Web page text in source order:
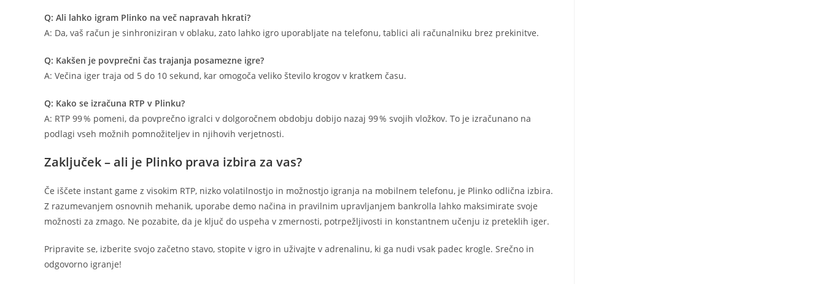
Q: Ali lahko igram Plinko na več napravah hkrati?
A: Da, vaš račun je sinhroniziran v oblaku, zato lahko igro uporabljate na telefonu, tablici ali računalniku brez prekinitve.
Q: Kakšen je povprečni čas trajanja posamezne igre?
A: Večina iger traja od 5 do 10 sekund, kar omogoča veliko število krogov v kratkem času.
Q: Kako se izračuna RTP v Plinku?
A: RTP 99 % pomeni, da povprečno igralci v dolgoročnem obdobju dobijo nazaj 99 % svojih vložkov. To je izračunano na
podlagi vseh možnih pomnožiteljev in njihovih verjetnosti.
Zaključek – ali je Plinko prava izbira za vas?
Če iščete instant game z visokim RTP, nizko volatilnostjo in možnostjo igranja na mobilnem telefonu, je Plinko odlična izbira.
Z razumevanjem osnovnih mehanik, uporabe demo načina in pravilnim upravljanjem bankrolla lahko maksimirate svoje
možnosti za zmago. Ne pozabite, da je ključ do uspeha v zmernosti, potrpežljivosti in konstantnem učenju iz preteklih iger.
Pripravite se, izberite svojo začetno stavo, stopite v igro in uživajte v adrenalinu, ki ga nudi vsak padec krogle. Srečno in
odgovorno igranje!